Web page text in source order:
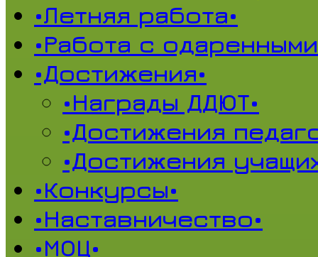
•Летняя работа•
•Работа с
•Достижения•
•Награды ДДЮТ•
•Достижения
•Достижения
•Конкурсы•
•Наставничество•
•МОЦ•